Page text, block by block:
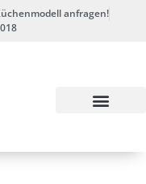
anfragen!